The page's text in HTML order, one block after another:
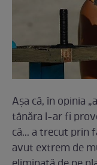
Așa că, în opinia
tânăra l-ar fi
că... a trecut prin
avut extrem de